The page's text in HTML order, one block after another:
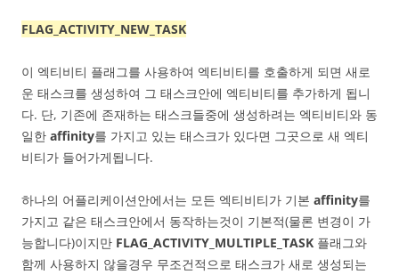
FLAG_ACTIVITY_NEW_TASK
이 엑티비티 플래그를 사용하여 엑티비티를 호출하게 되면 새로
운 태스크를 생성하여 그 태스크안에 엑티비티를 추가하게 됩니
다. 단, 기존에 존재하는 태스크들중에 생성하려는 엑티비티와 동
일한 affinity를 가지고 있는 태스크가 있다면 그곳으로 새 엑티
비티가 들어가게됩니다.
하나의 어플리케이션안에서는 모든 엑티비티가 기본 affinity를
가지고 같은 태스크안에서 동작하는것이 기본적(물론 변경이 가
능합니다)이지만 FLAG_ACTIVITY_MULTIPLE_TASK 플래그와
함께 사용하지 않을경우 무조건적으로 태스크가 새로 생성되는